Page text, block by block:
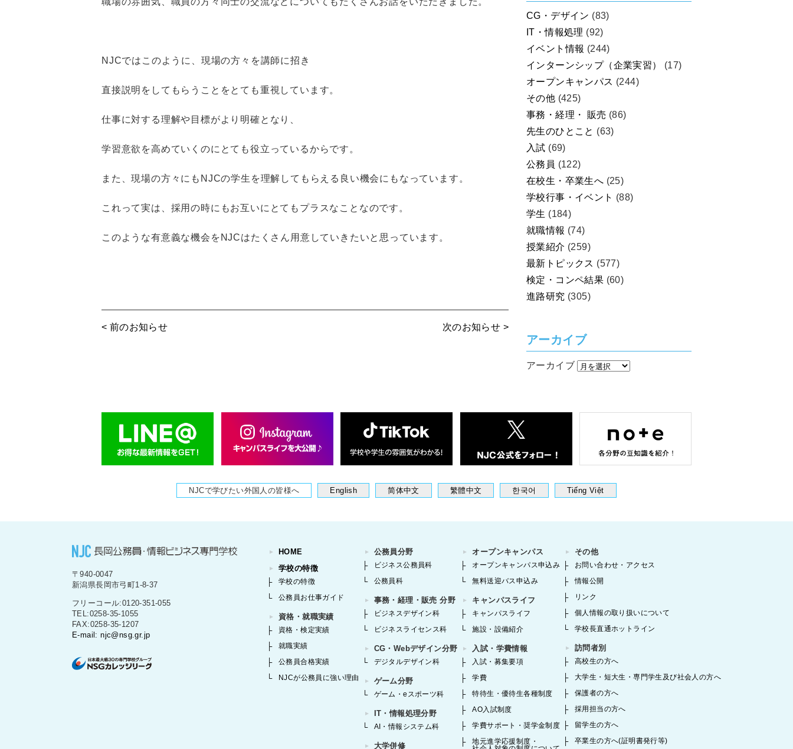
NJCではこのように、現場の方々を講師に招き
直接説明をしてもらうことをとても重視しています。
仕事に対する理解や目標がより明確となり、
学習意欲を高めていくのにとても役立っているからです。
また、現場の方々にもNJCの学生を理解してもらえる良い機会にもなっています。
これって実は、採用の時にもお互いにとてもプラスなことなのです。
このような有意義な機会をNJCはたくさん用意していきたいと思っています。
< 前のお知らせ 次のお知らせ >
CG・デザイン (83)
IT・情報処理 (92)
イベント情報 (244)
インターンシップ（企業実習）
(17)
オープンキャンパス (244)
その他 (425)
事務・経理・ 販売 (86)
先生のひとこと (63)
入試 (69)
公務員 (122)
在校生・卒業生へ (25)
学校行事・イベント (88)
学生 (184)
就職情報 (74)
授業紹介 (259)
最新トピックス (577)
検定・コンペ結果 (60)
進路研究 (305)
アーカイブ
アーカイブ
NJCで学びたい外国人の皆様へ English 简体中文 繁體中文 한국어 Tiếng Việt
〒940-0047
新潟県長岡市弓町1-8-37
フリーコール:0120-351-055
TEL:0258-35-1055
FAX:0258-35-1207
E-mail: njc@nsg.gr.jp
HOME
学校の特徴
学校の特徴
公務員お仕事ガイド
資格・就職実績
資格・検定実績
就職実績
公務員合格実績
NJCが公務員に強い理由
公務員分野
ビジネス公務員科
公務員科
事務・経理・販売 分野
ビジネスデザイン科
ビジネスライセンス科
CG・Webデザイン分野
デジタルデザイン科
ゲーム分野
ゲーム・eスポーツ科
IT・情報処理分野
AI・情報システム科
大学併修
オープンキャンパス
オープンキャンパス申込み
無料送迎バス申込み
キャンパスライフ
キャンパスライフ
施設・設備紹介
入試・学費情報
入試・募集要項
学費
特待生・優待生各種制度
AO入試制度
学費サポート・奨学金制度
地元進学応援制度・
その他
お問い合わせ・アクセス
情報公開
リンク
個人情報の取り扱いについて
学校長直通ホットライン
訪問者別
高校生の方へ
大学生・短大生・専門学生及び社会人の方へ
保護者の方へ
採用担当の方へ
留学生の方へ
卒業生の方へ(証明書発行等)